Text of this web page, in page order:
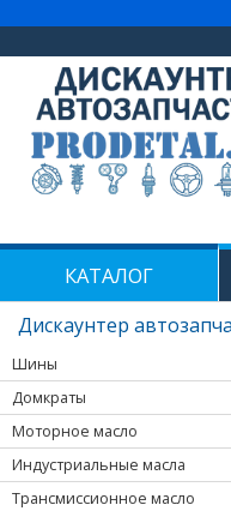
КАТАЛОГ
Дискаунтер
Шины
Домкраты
Моторное масло
Индустриальные масла
Трансмиссионное масло